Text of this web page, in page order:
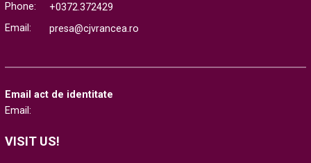
Phone:
+0372.372429
Email:
presa@cjvrancea.ro
Email act de identitate
Email:
VISIT US!